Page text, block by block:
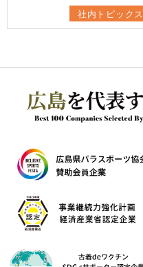
社内トピックス